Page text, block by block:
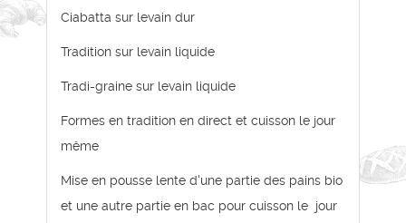
Ciabatta sur levain dur
Tradition sur levain liquide
Tradi-graine sur levain liquide
Formes en tradition en direct et cuisson le jour
même
Mise en pousse lente d'une partie des pains bio
et une autre partie en bac pour cuisson le jour